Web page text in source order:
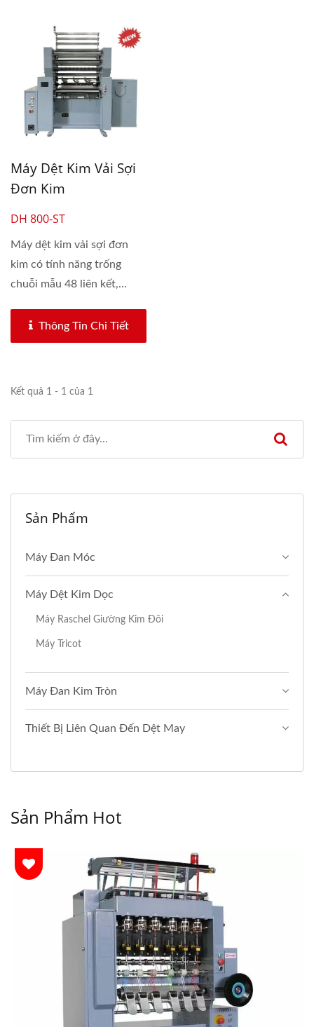
Máy Dệt Kim Vải Sợi
Đơn Kim
DH 800-ST
Máy dệt kim vải sợi đơn
kim có tính năng trống
chuỗi mẫu 48 liên kết,...
Thông Tin Chi Tiết
Kết quả 1 - 1 của 1
Sản Phẩm
Máy Đan Móc
Máy Dệt Kim Dọc
Máy Raschel Giường Kim Đôi
Máy Tricot
Máy Đan Kim Tròn
Thiết Bị Liên Quan Đến Dệt May
Sản Phẩm Hot